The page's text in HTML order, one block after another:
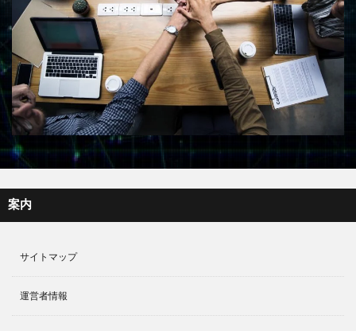
案内
サイトマップ
運営者情報